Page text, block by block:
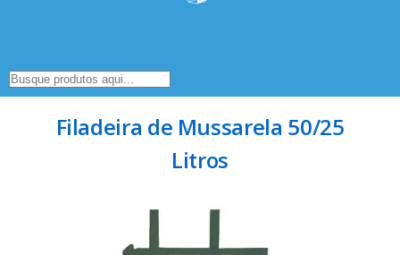
Filadeira de Mussarela 50/25
Litros